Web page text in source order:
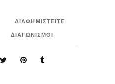
ΔΙΑΦΗΜΙΣΤΕΙΤΕ
ΔΙΑΓΩΝΙΣΜΟΙ